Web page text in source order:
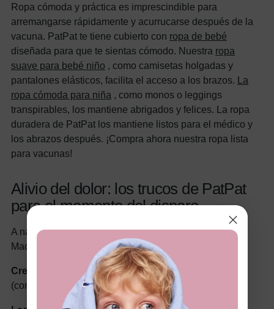
Ropa cómoda y práctica es imprescindible para
arremangarse rápidamente y acurrucarse después de la
vacuna. PatPat te tiene cubierto con ropa de bebé
diseñada para que te sientas cómodo. Nuestra ropa
suave para bebé niño , como camisetas holgadas y
pantalones elásticos, facilita el acceso a los brazos. La
ropa cómoda para niña , como monos o leggings
transpirables, los mantiene abrigados y felices. La ropa
duradera de PatPat los mantiene listos para el médico y
los abrazos después. ¡Compra ahora nuestra ropa lista
para vacunas!
Alivio del dolor: los trucos de PatPat
para el momento del disparo
A nadie le gusta ver llorar a su bebé, por eso el Dr.
MacDonald comparte trucos para aliviar el dolor:
Crema anestésica:aplíquela sobre la zona afectada
(consulte primero con su médico).